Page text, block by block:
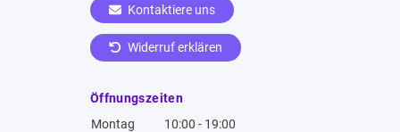
Kontaktiere uns
Widerruf erklären
Öffnungszeiten
Montag
10:00 - 19:00